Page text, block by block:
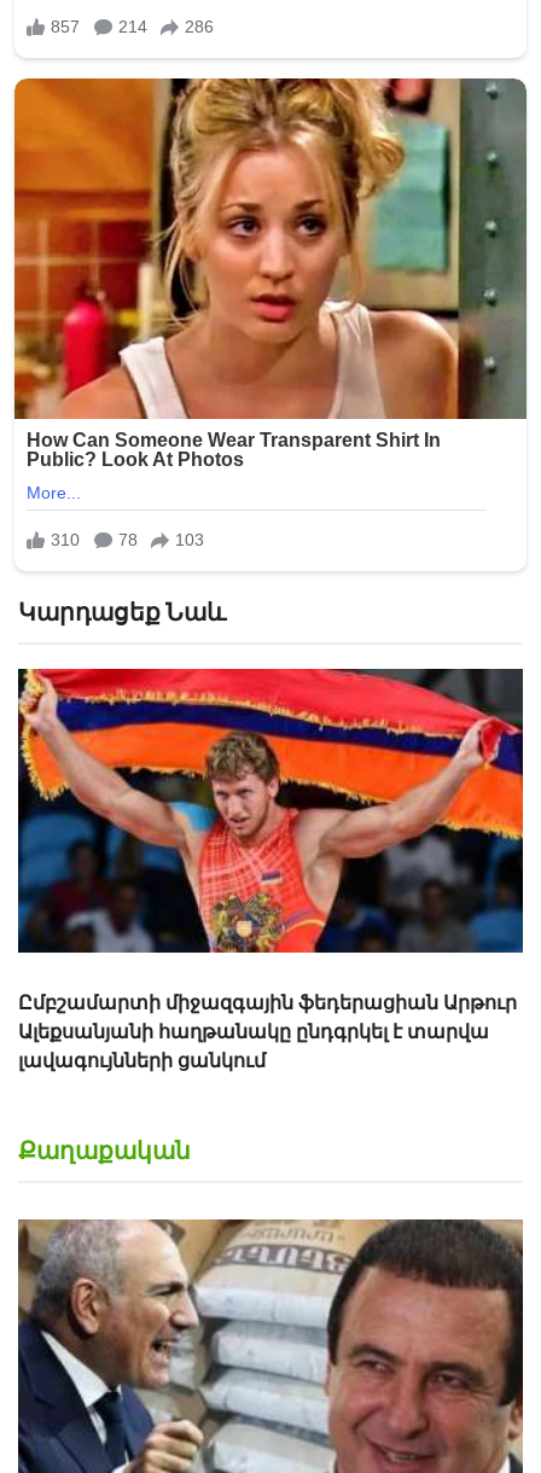
Կարդացեք Նաև
Ըմբշամարտի միջազգային ֆեդերացիան Արթուր
Ալեքսանյանի հաղթանակը ընդգրկել է տարվա
լավագույնների ցանկում
Քաղաքական